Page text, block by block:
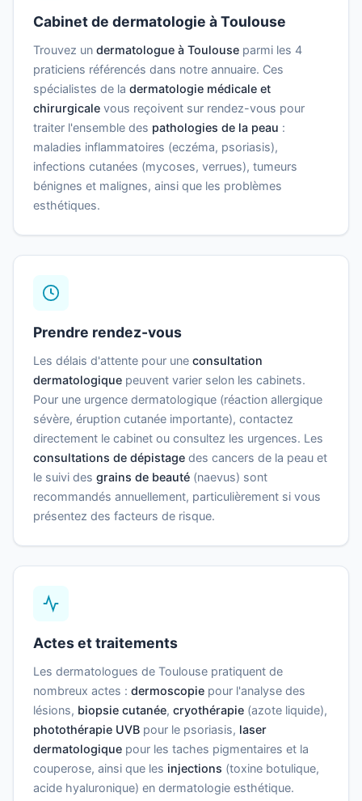
Cabinet de dermatologie à Toulouse
Trouvez un dermatologue à Toulouse parmi les 4
praticiens référencés dans notre annuaire. Ces
spécialistes de la dermatologie médicale et
chirurgicale vous reçoivent sur rendez-vous pour
traiter l'ensemble des pathologies de la peau :
maladies inflammatoires (eczéma, psoriasis),
infections cutanées (mycoses, verrues), tumeurs
bénignes et malignes, ainsi que les problèmes
esthétiques.
Prendre rendez-vous
Les délais d'attente pour une consultation
dermatologique peuvent varier selon les cabinets.
Pour une urgence dermatologique (réaction allergique
sévère, éruption cutanée importante), contactez
directement le cabinet ou consultez les urgences. Les
consultations de dépistage des cancers de la peau et
le suivi des grains de beauté (naevus) sont
recommandés annuellement, particulièrement si vous
présentez des facteurs de risque.
Actes et traitements
Les dermatologues de Toulouse pratiquent de
nombreux actes : dermoscopie pour l'analyse des
lésions, biopsie cutanée, cryothérapie (azote liquide),
photothérapie UVB pour le psoriasis, laser
dermatologique pour les taches pigmentaires et la
couperose, ainsi que les injections (toxine botulique,
acide hyaluronique) en dermatologie esthétique.